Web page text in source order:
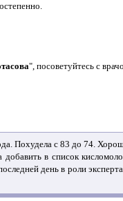
", посоветуйтесь с
Похудела с 83 до 74.
в список
день в роли